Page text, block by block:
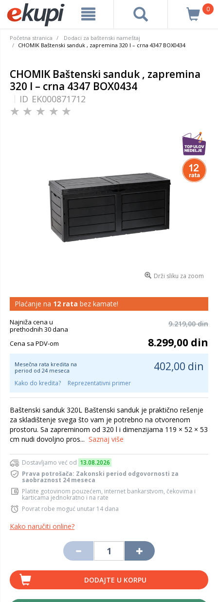
0
Početna stranica
Dodaci za baštenski nameštaj
CHOMIK Baštenski sanduk , zapremina 320 l – crna 4347 BOX0434
CHOMIK Baštenski sanduk , zapremina
320 l – crna 4347 BOX0434
ID EK000871712
Drži sliku za zoom
Plaćanje na 12 rata bez kamate!
Najniža cena u
prethodnih 30 dana
9.219,00 din
Cena sa PDV-om 8.299,00 din
Mesečna rata kredita na
period od 24 meseca
402,00 din
Kako do kredita? Reprezentativni primer
Baštenski sanduk 320L Baštenski sanduk je praktično rešenje
za skladištenje svega što vam je potrebno na otvorenom
prostoru. Sa zapreminom od 320 l i dimenzijama 119 × 52 × 53
cm nudi dovoljno pros... Saznaj više
Dostavljamo već od 13.08.2026
Prava potrošača: Zakonski period odgovornosti za
saobraznost 24 meseca
Platite gotovinom pouzećem, internet bankarstvom, čekovima i
karticama jednokratno i na rate
Povrat robe moguć unutar 14 dana
Kako naručiti online?
DODAJTE U KORPU